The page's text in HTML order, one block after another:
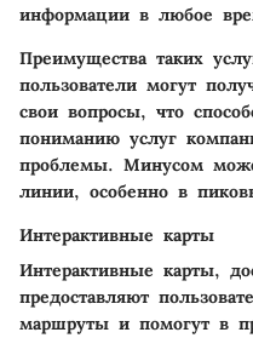
информации в любое
Преимущества таких
пользователи могут
свои вопросы, что
пониманию услуг
проблемы. Минусом
линии, особенно в
Интерактивные карты
Интерактивные карты,
предоставляют
маршруты и помогут в